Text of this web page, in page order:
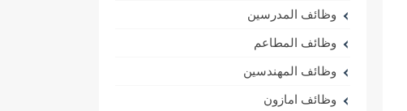
وظائف المدرسين
وظائف المطاعم
وظائف المهندسين
وظائف امازون